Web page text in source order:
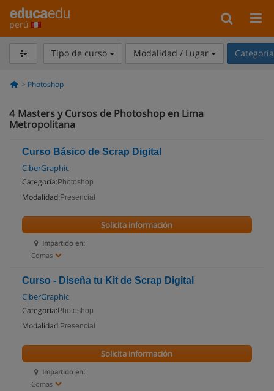
perú
Tipo de curso Modalidad / Lugar
Photoshop
4 Masters y Cursos de Photoshop en Lima
Metropolitana
Curso Básico de Scrap Digital
CiberGraphic
Categoría: Photoshop
Modalidad: Presencial
Impartido en:
Comas
Solicita información
Curso - Diseña tu Kit de Scrap Digital
CiberGraphic
Categoría: Photoshop
Modalidad: Presencial
Impartido en:
Comas
Solicita información